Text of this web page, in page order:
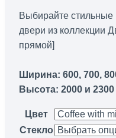
Выбирайте
двери из коллекции
прямой]
Ширина: 600, 700,
Высота: 2000 и
Цвет
Стекло